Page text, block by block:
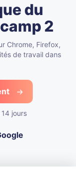
du
2
Chrome, Firefox,
de travail dans
jours